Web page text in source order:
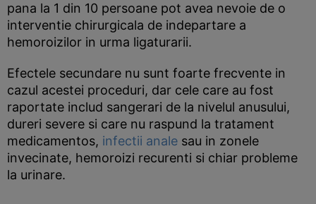
pana la 1 din 10 persoane pot avea nevoie de o
interventie chirurgicala de indepartare a
hemoroizilor in urma ligaturarii.
Efectele secundare nu sunt foarte frecvente in
cazul acestei proceduri, dar cele care au fost
raportate includ sangerari de la nivelul anusului,
dureri severe si care nu raspund la tratament
medicamentos, infectii anale sau in zonele
invecinate, hemoroizi recurenti si chiar probleme
la urinare.